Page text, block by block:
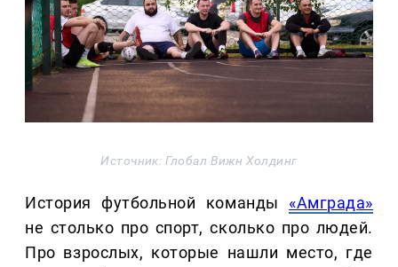
Источник: Глобал Вижн Холдинг
История футбольной команды «Амграда»
не столько про спорт, сколько про людей.
Про взрослых, которые нашли место, где